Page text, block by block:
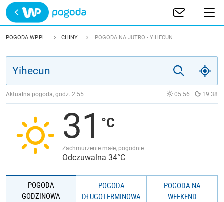
Trwa ładowanie
POLSKA
JAKOŚĆ POWIETRZA
POGODA WP.PL CHINY POGODA NA JUTRO - YIHECUN
Aktualna pogoda, godz. 2:55 05:56 19:38
31
Zachmurzenie małe, pogodnie
Odczuwalna 34°C
POGODA
GODZINOWA
POGODA
DŁUGOTERMINOWA
POGODA NA
WEEKEND